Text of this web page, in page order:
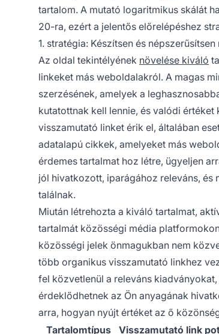
tartalom. A mutató logaritmikus skálát
20-ra, ezért a jelentős előrelépéshez
1. stratégia: Készítsen és
Az oldal tekintélyének növelése kiváló
linkeket más weboldalakról. A magas
szerzésének, amelyek a
kutatottnak kell lennie, és valódi
visszamutató linket érik el, általában
adatalapú cikkek, amelyeket más
érdemes tartalmat hoz létre, ügyeljen
jól hivatkozott, iparágához releváns, és
találnak.
Miután létrehozta a kiváló tartalmat,
tartalmát közösségi média
közösségi jelek önmagukban nem
több organikus visszamutató linkhez
fel közvetlenül a releváns
érdeklődhetnek az Ön anyagának
arra, hogyan nyújt értéket az ő
Tartalomtípus
Visszamutató link